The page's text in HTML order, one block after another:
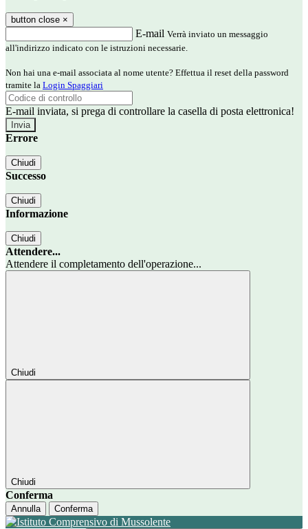
button close ×
E-mail Verrà inviato un messaggio
all'indirizzo indicato con le istruzioni necessarie.
Non hai una e-mail associata al nome utente? Effettua il reset della password
tramite la Login Spaggiari
E-mail inviata, si prega di controllare la casella di posta elettronica!
Errore
Chiudi
Successo
Chiudi
Informazione
Chiudi
Attendere...
Attendere il completamento dell'operazione...
Chiudi
Chiudi
Conferma
Annulla Conferma